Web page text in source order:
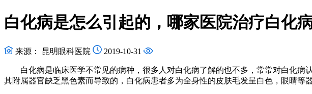
白化病是怎么引起的，哪家医院治疗白化
来源： 昆明眼科医院 2019-10-31
白化病是临床医学不常见的病种，很多人对白化病了解的也不多，常常对白化病
其附属器官缺乏黑色素而导致的，白化病患者多为全身性的皮肤毛发呈白色，眼睛